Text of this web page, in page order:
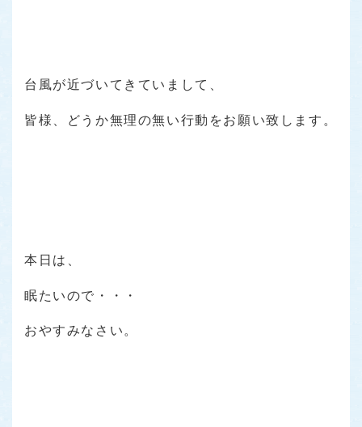
台風が近づいてきていまして、
皆様、どうか無理の無い行動をお願い致します。
本日は、
眠たいので・・・
おやすみなさい。